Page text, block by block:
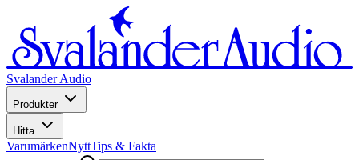
Svalander Audio
Produkter
Hitta
VarumärkenNyttTips & Fakta